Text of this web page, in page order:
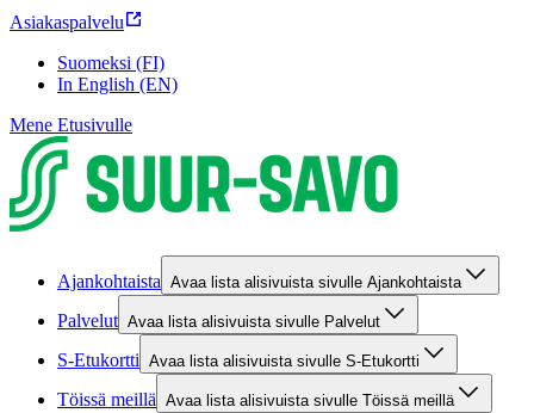
Asiakaspalvelu
Suomeksi (FI)
In English (EN)
Mene Etusivulle
Ajankohtaista Avaa lista alisivuista sivulle Ajankohtaista
Palvelut Avaa lista alisivuista sivulle Palvelut
S-Etukortti Avaa lista alisivuista sivulle S-Etukortti
Töissä meillä Avaa lista alisivuista sivulle Töissä meillä